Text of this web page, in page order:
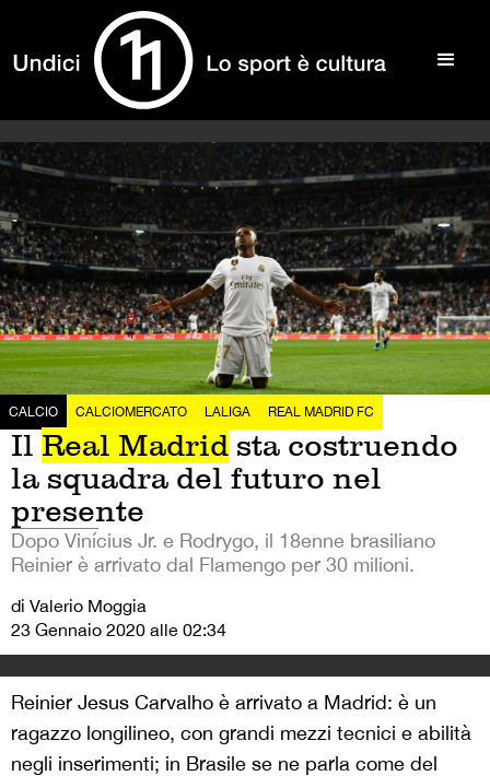
CALCIO CALCIOMERCATO LALIGA REAL MADRID FC
Il Real Madrid sta costruendo
la squadra del futuro nel
presente
Dopo Vinícius Jr. e Rodrygo, il 18enne brasiliano
Reinier è arrivato dal Flamengo per 30 milioni.
di Valerio Moggia
23 Gennaio 2020 alle 02:34
Reinier Jesus Carvalho è arrivato a Madrid: è un
ragazzo longilineo, con grandi mezzi tecnici e abilità
negli inserimenti; in Brasile se ne parla come del